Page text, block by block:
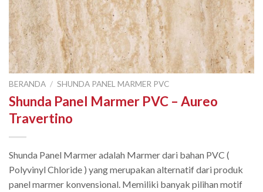
BERANDA / SHUNDA PANEL MARMER PVC
Shunda Panel Marmer PVC – Aureo
Travertino
Shunda Panel Marmer adalah Marmer dari bahan PVC (
Polyvinyl Chloride ) yang merupakan alternatif dari produk
panel marmer konvensional. Memiliki banyak pilihan motif